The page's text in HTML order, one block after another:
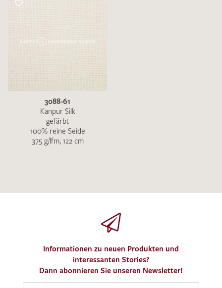
3088-61
Kanpur Silk
gefärbt
100% reine Seide
375 g/lfm, 122 cm
Informationen zu neuen Produkten und
interessanten Stories?
Dann abonnieren Sie unseren Newsletter!